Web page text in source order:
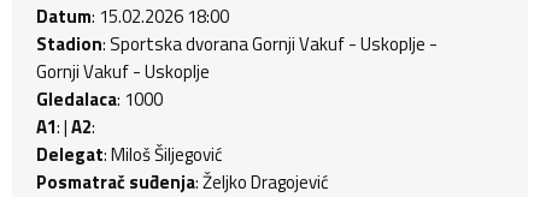
Datum: 15.02.2026 18:00
Stadion: Sportska dvorana Gornji Vakuf - Uskoplje -
Gornji Vakuf - Uskoplje
Gledalaca: 1000
A1: |A2:
Delegat: Miloš Šiljegović
Posmatrač suđenja: Željko Dragojević